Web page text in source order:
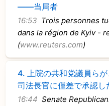
――当局者
16:53 Trois personnes
dans la région de Kyiv -
(www.reuters.com)
4.上院の共和党議員ら
司法長官に僅差で承認し
16:44 Senate